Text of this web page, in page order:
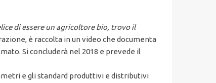
di essere un agricoltore bio, trovo il
è raccolta in un video che documenta
Si concluderà nel 2018 e prevede il
e gli standard produttivi e distributivi